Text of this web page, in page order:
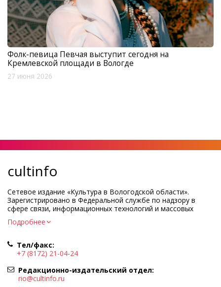
Фолк-певица Певчая выступит сегодня на
Кремлевской площади в Вологде
27 июня 2026
cultinfo
Сетевое издание «Культура в Вологодской области».
Зарегистрировано в Федеральной службе по надзору в
сфере связи, информационных технологий и массовых
коммуникаций.
Регистрационный номер и дата принятия решения о
Учредитель КУ ВО «Информационно-аналитический центр
культуры»
Адрес учредителя и редакции: 160000, Вологодская обл., г.
Вологда, ул. Марии Ульяновой, д.10
Главный редактор — Легчанова Елена Григорьевна
Подробнее
Тел/факс:
+7 (8172) 21-04-24
Редакционно-издательский отдел:
rio@cultinfo.ru